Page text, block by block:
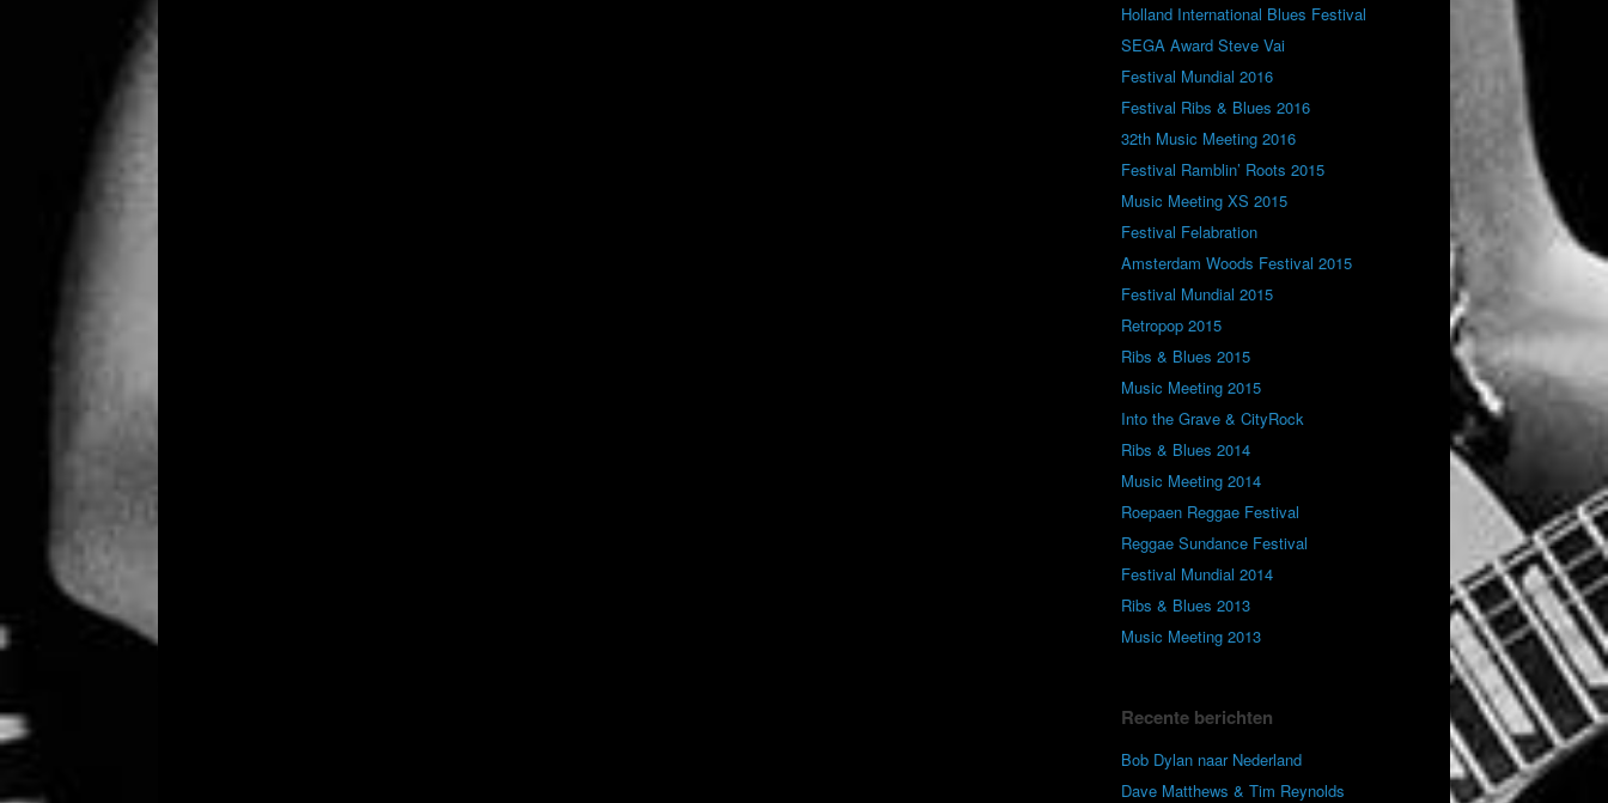
Holland International Blues Festival
SEGA Award Steve Vai
Festival Mundial 2016
Festival Ribs & Blues 2016
32th Music Meeting 2016
Festival Ramblin’ Roots 2015
Music Meeting XS 2015
Festival Felabration
Amsterdam Woods Festival 2015
Festival Mundial 2015
Retropop 2015
Ribs & Blues 2015
Music Meeting 2015
Into the Grave & CityRock
Ribs & Blues 2014
Music Meeting 2014
Roepaen Reggae Festival
Reggae Sundance Festival
Festival Mundial 2014
Ribs & Blues 2013
Music Meeting 2013
Recente berichten
Bob Dylan naar Nederland
Dave Matthews & Tim Reynolds